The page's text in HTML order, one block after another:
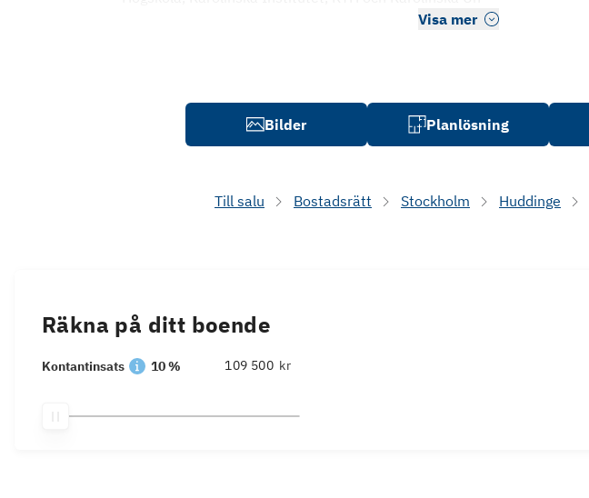
Visa mer
Bilder Planlösning
Till salu Bostadsrätt Stockholm Huddinge
Räkna på ditt boende
Kontantinsats 10 % kr